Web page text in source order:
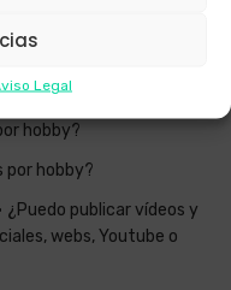
Legal
Drones
hobby?
por hobby?
¿Puedo publicar vídeos y
webs, Youtube o